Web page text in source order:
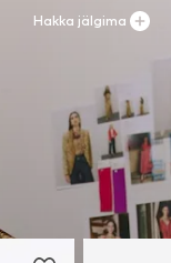
Hakka jälgima